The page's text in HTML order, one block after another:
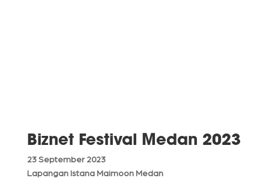
Biznet Festival Medan 2023
23 September 2023
Lapangan Istana Maimoon Medan